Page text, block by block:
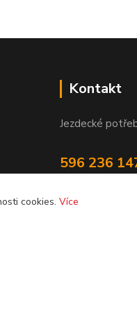
Kontakt
Jezdecké
596 236
cookies. Více